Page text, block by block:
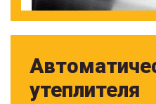
утеплителя